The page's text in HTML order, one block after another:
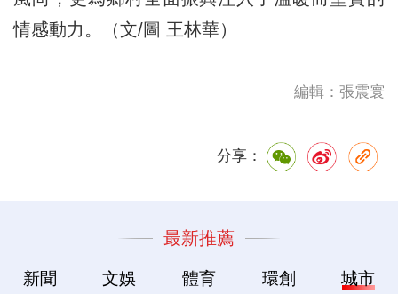
情感動力。（文/圖 王林華）
編輯：張震寰
分享：
最新推薦
新聞 文娛 體育 環創 城市